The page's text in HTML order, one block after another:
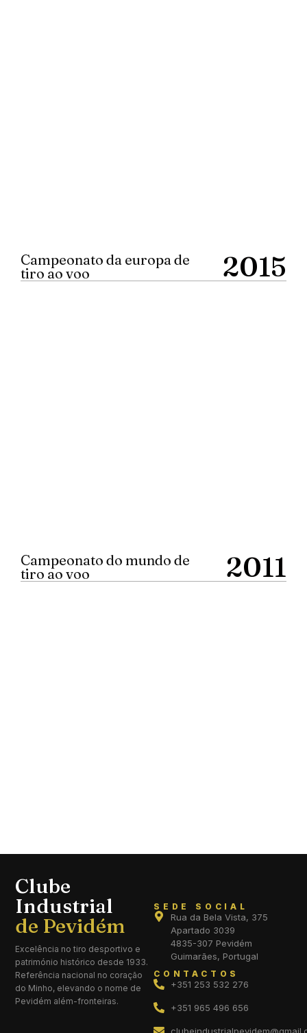
Campeonato da europa de
tiro ao voo
2015
Campeonato do mundo de
tiro ao voo
2011
Clube
Industrial
Excelência no tiro desportivo e
património histórico desde 1933.
Referência nacional no coração
do Minho, elevando o nome de
Pevidém além-fronteiras.
SEDE SOCIAL
Rua da Bela Vista, 375
Apartado 3039
4835-307 Pevidém
Guimarães, Portugal
CONTACTOS
+351 253 532 276
+351 965 496 656